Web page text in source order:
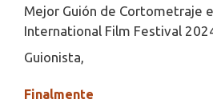
Mejor Guión de Cortometraje
International Film Festival
Guionista,
Finalmente